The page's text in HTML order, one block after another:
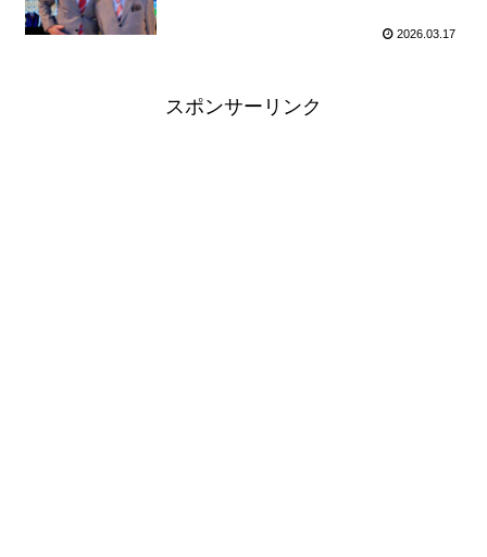
2026.03.17
スポンサーリンク